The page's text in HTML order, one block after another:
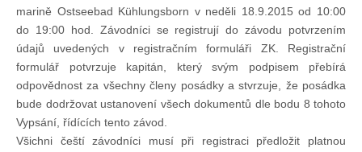
marině Ostseebad Kühlungsborn v neděli 18.9.2015 od 10:00
do 19:00 hod. Závodníci se registrují do závodu potvrzením
údajů uvedených v registračním formuláři ZK. Registrační
formulář potvrzuje kapitán, který svým podpisem přebírá
odpovědnost za všechny členy posádky a stvrzuje, že posádka
bude dodržovat ustanovení všech dokumentů dle bodu 8 tohoto
Vypsání, řídících tento závod.
Všichni čeští závodníci musí při registraci předložit platnou